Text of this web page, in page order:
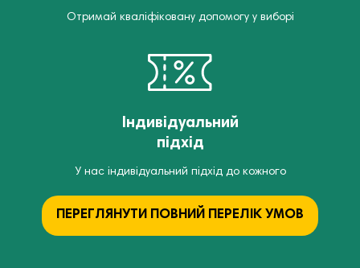
Отримай кваліфіковану допомогу у виборі
Індивідуальний
підхід
У нас індивідуальний підхід до кожного
ПЕРЕГЛЯНУТИ ПОВНИЙ ПЕРЕЛІК УМОВ